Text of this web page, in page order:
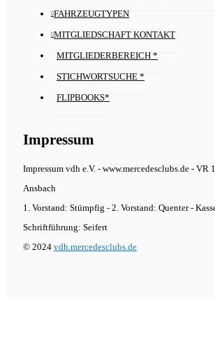
FAHRZEUGTYPEN
MITGLIEDSCHAFT KONTAKT
MITGLIEDERBEREICH *
STICHWORTSUCHE *
FLIPBOOKS*
Impressum
Impressum vdh e.V. - www.mercedesclubs.de - VR
Ansbach
1. Vorstand: Stümpfig - 2. Vorstand: Quenter -
Schriftführung: Seifert
© 2024 vdh.mercedesclubs.de